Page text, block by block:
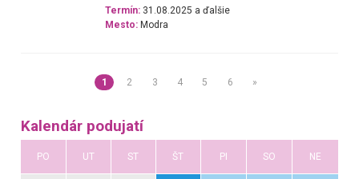
Termín: 31.08.2025 a ďalšie
Mesto: Modra
1 2 3 4 5 6 »
Kalendár podujatí
PO UT ST ŠT PI SO NE